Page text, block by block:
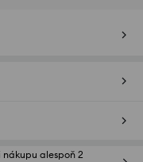
alespoň 2